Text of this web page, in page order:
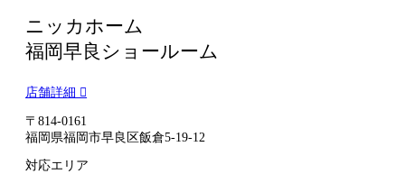
ニッカホーム
福岡早良ショールーム
店舗詳細
〒814-0161
福岡県福岡市早良区飯倉5-19-12
対応エリア